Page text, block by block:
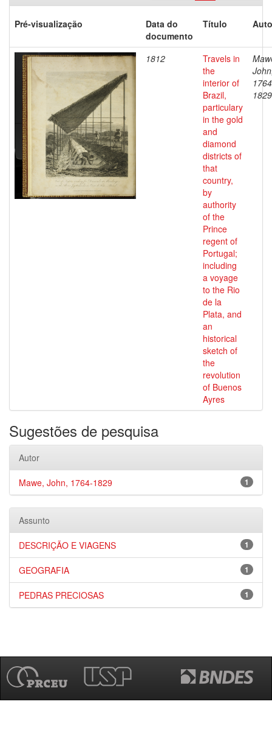
Pré-visualização
Data do
documento
Título
1812
Travels in
the
interior of
Brazil,
particulary
in the gold
and
diamond
districts of
that
country,
by
authority
of the
Prince
regent of
Portugal;
including
a voyage
to the Rio
de la
Plata, and
an
historical
sketch of
the
revolution
of Buenos
Ayres
1829
Sugestões de pesquisa
Autor
1
Mawe, John, 1764-1829
Assunto
1
DESCRIÇÃO E VIAGENS
1
GEOGRAFIA
1
PEDRAS PRECIOSAS